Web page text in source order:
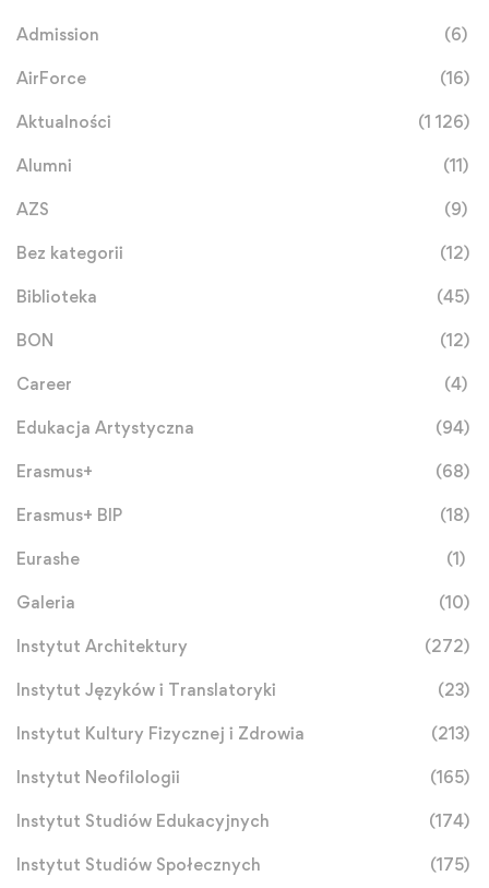
Admission (6)
AirForce (16)
Aktualności (1 126)
Alumni (11)
AZS (9)
Bez kategorii (12)
Biblioteka (45)
BON (12)
Career (4)
Edukacja Artystyczna (94)
Erasmus+ (68)
Erasmus+ BIP (18)
Eurashe (1)
Galeria (10)
Instytut Architektury (272)
Instytut Języków i Translatoryki (23)
Instytut Kultury Fizycznej i Zdrowia (213)
Instytut Neofilologii (165)
Instytut Studiów Edukacyjnych (174)
Instytut Studiów Społecznych (175)